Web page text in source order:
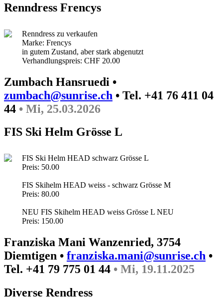
Renndress Frencys
Renndress zu verkaufen
Marke: Frencys
in gutem Zustand, aber stark abgenutzt
Verhandlungspreis: CHF 20.00
Zumbach Hansruedi •
zumbach@sunrise.ch • Tel. +41 76 411 04
44 • Mi, 25.03.2026
FIS Ski Helm Grösse L
FIS Ski Helm HEAD schwarz Grösse L
Preis: 50.00
FIS Skihelm HEAD weiss - schwarz Grösse M
Preis: 80.00
NEU FIS Skihelm HEAD weiss Grösse L NEU
Preis: 150.00
Franziska Mani Wanzenried, 3754
Diemtigen • franziska.mani@sunrise.ch •
Tel. +41 79 775 01 44 • Mi, 19.11.2025
Diverse Rendress